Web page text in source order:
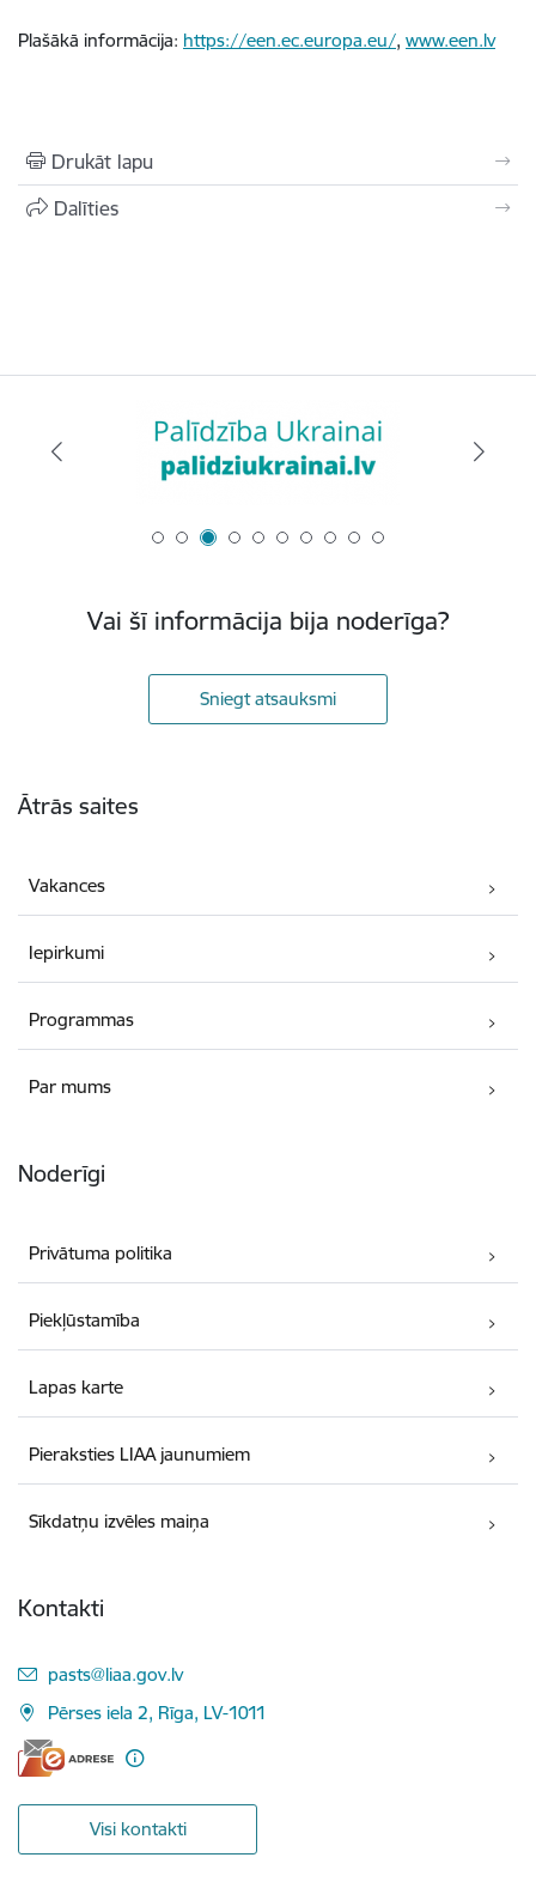
Plašākā informācija: https://een.ec.europa.eu/, www.een.lv
Drukāt lapu
Dalīties
Vai šī informācija bija noderīga?
Sniegt atsauksmi
Ātrās saites
Vakances
Iepirkumi
Programmas
Par mums
Noderīgi
Privātuma politika
Piekļūstamība
Lapas karte
Pieraksties LIAA jaunumiem
Sīkdatņu izvēles maiņa
Kontakti
E-pasts:
pasts@liaa.gov.lv
Pērses iela 2, Rīga, LV-1011
Visi kontakti